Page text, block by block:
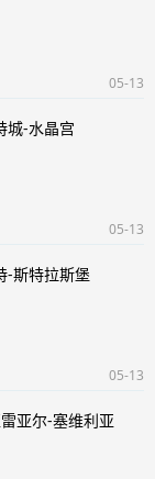
05-13
城-水晶宫
05-13
-斯特拉斯堡
05-13
亚尔-塞维利亚